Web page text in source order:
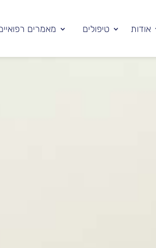
מאמרים טיפולים אודות